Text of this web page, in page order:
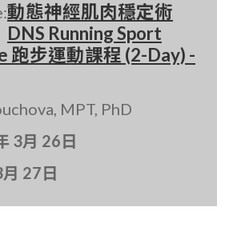
動態神經肌肉穩定術
DNS Running Sport
跑步運動課程 (2-Day) -
MPT, PhD
3月 26日
27日